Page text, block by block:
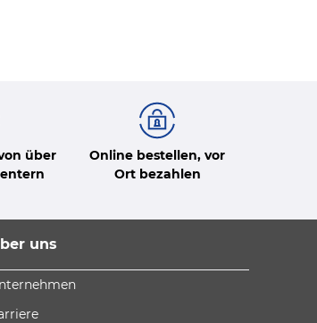
über
Online bestellen, vor
Ort bezahlen
uns